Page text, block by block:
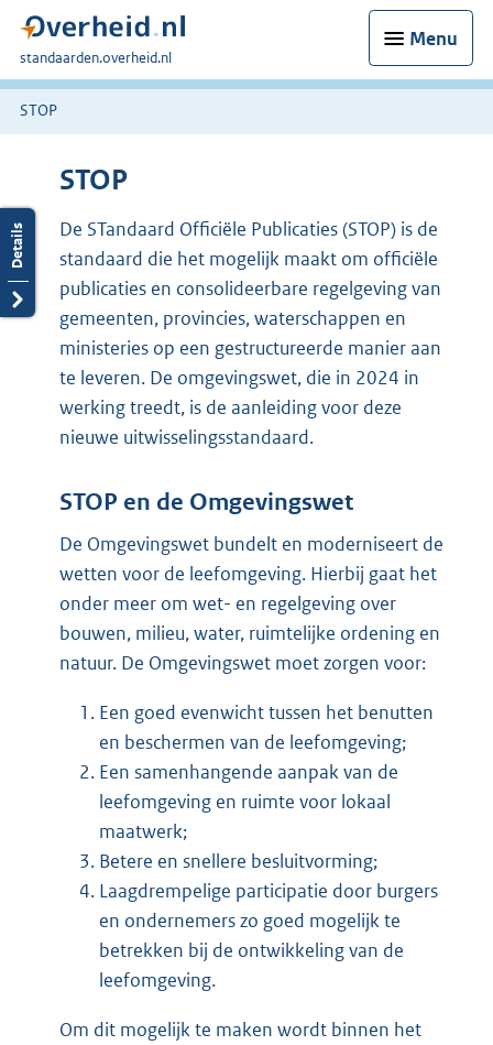
Menu
U
bent
hier:
standaarden.overheid.nl
STOP
STOP
De STandaard Officiële Publicaties (STOP) is de
standaard die het mogelijk maakt om officiële
publicaties en consolideerbare regelgeving van
gemeenten, provincies, waterschappen en
ministeries op een gestructureerde manier aan
te leveren. De omgevingswet, die in 2024 in
werking treedt, is de aanleiding voor deze
nieuwe uitwisselingsstandaard.
STOP en de Omgevingswet
De Omgevingswet bundelt en moderniseert de
wetten voor de leefomgeving. Hierbij gaat het
onder meer om wet- en regelgeving over
bouwen, milieu, water, ruimtelijke ordening en
natuur. De Omgevingswet moet zorgen voor:
Een goed evenwicht tussen het benutten
en beschermen van de leefomgeving;
Een samenhangende aanpak van de
leefomgeving en ruimte voor lokaal
maatwerk;
Betere en snellere besluitvorming;
Laagdrempelige participatie door burgers
en ondernemers zo goed mogelijk te
betrekken bij de ontwikkeling van de
leefomgeving.
Om dit mogelijk te maken wordt binnen het